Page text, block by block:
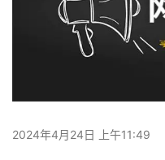
2024年4月24日 上午11:49